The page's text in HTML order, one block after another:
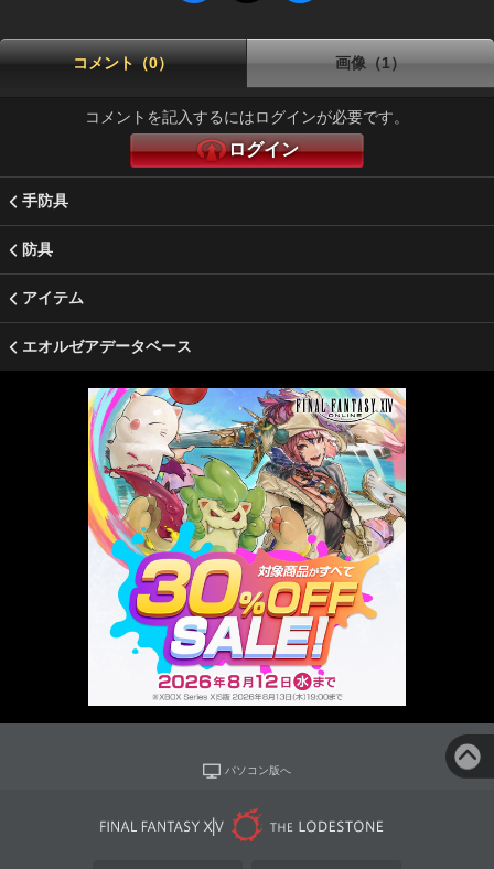
コメント（0） 画像（1）
コメントを記入するにはログインが必要です。
ログイン
手防具
防具
アイテム
エオルゼアデータベース
パソコン版へ